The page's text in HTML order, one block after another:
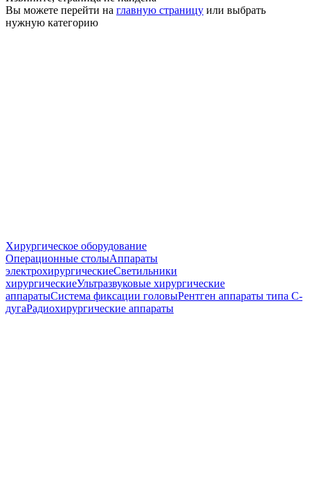
Вы можете перейти на главную страницу или выбрать
нужную категорию
Хирургическое оборудование
Операционные столыАппараты
электрохирургическиеСветильники
хирургическиеУльтразвуковые хирургические
аппаратыСистема фиксации головыРентген аппараты типа С-
дугаРадиохирургические аппараты